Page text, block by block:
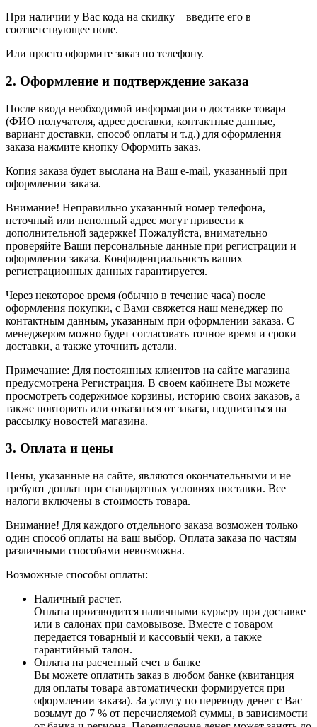
При наличии у Вас кода на скидку – введите его в
соответствующее поле.
Или просто оформите заказ по телефону.
2. Оформление и подтверждение заказа
После ввода необходимой информации о доставке товара
(ФИО получателя, адрес доставки, контактные данные,
вариант доставки, способ оплаты и т.д.) для оформления
заказа нажмите кнопку Оформить заказ.
Копия заказа будет выслана на Ваш e-mail, указанный при
оформлении заказа.
Внимание! Неправильно указанный номер телефона,
неточный или неполный адрес могут привести к
дополнительной задержке! Пожалуйста, внимательно
проверяйте Ваши персональные данные при регистрации и
оформлении заказа. Конфиденциальность ваших
регистрационных данных гарантируется.
Через некоторое время (обычно в течение часа) после
оформления покупки, с Вами свяжется наш менеджер по
контактным данным, указанным при оформлении заказа. С
менеджером можно будет согласовать точное время и сроки
доставки, а также уточнить детали.
Примечание: Для постоянных клиентов на сайте магазина
предусмотрена Регистрация. В своем кабинете Вы можете
просмотреть содержимое корзины, историю своих заказов, а
также повторить или отказаться от заказа, подписаться на
рассылку новостей магазина.
3. Оплата и цены
Цены, указанные на сайте, являются окончательными и не
требуют доплат при стандартных условиях поставки. Все
налоги включены в стоимость товара.
Внимание! Для каждого отдельного заказа возможен только
один способ оплаты на ваш выбор. Оплата заказа по частям
различными способами невозможна.
Возможные способы оплаты:
Наличный расчет.
Оплата производится наличными курьеру при доставке
или в салонах при самовывозе. Вместе с товаром
передается товарный и кассовый чеки, а также
гарантийный талон.
Оплата на расчетный счет в банке
Вы можете оплатить заказ в любом банке (квитанция
для оплаты товара автоматически формируется при
оформлении заказа). За услугу по переводу денег с Вас
возьмут до 7 % от перечисляемой суммы, в зависимости